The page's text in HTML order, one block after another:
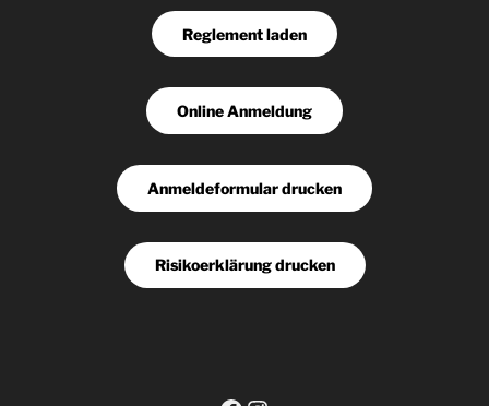
Reglement laden
Online Anmeldung
Anmeldeformular drucken
Risikoerklärung drucken